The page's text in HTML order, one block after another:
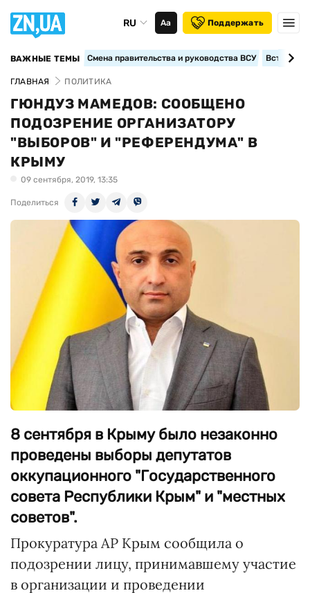
RU Аа Поддержать
ВАЖНЫЕ ТЕМЫ Смена правительства и руководства ВСУ
ГЛАВНАЯ ПОЛИТИКА
ГЮНДУЗ МАМЕДОВ: СООБЩЕНО
ПОДОЗРЕНИЕ ОРГАНИЗАТОРУ
"ВЫБОРОВ" И "РЕФЕРЕНДУМА" В
КРЫМУ
09 сентября, 2019, 13:35
Поделиться
8 сентября в Крыму было незаконно
проведены выборы депутатов
оккупационного "Государственного
совета Республики Крым" и "местных
советов".
Прокуратура АР Крым сообщила о
подозрении лицу, принимавшему участие
в организации и проведении